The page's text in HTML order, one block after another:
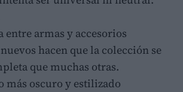
entre armas y accesorios
hacen que la colección se
que muchas otras.
más oscuro y estilizado